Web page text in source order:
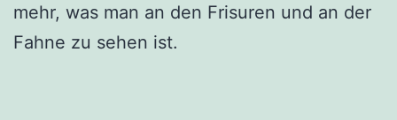
mehr, was man an den Frisuren und an der
Fahne zu sehen ist.